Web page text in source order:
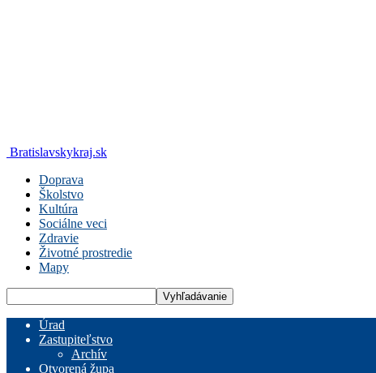
Bratislavskykraj.sk
Doprava
Školstvo
Kultúra
Sociálne veci
Zdravie
Životné prostredie
Mapy
Úrad
Zastupiteľstvo
Archív
Otvorená župa